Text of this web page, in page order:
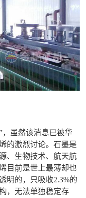
，虽然该消息已被华
的激烈讨论。石墨是
、生物技术、航天航
目前是世上最薄却也
明的，只吸收2.3%的
，无法单独稳定存
选矿实验室
 关于金鹏
发展历程
企业文化
专家团队